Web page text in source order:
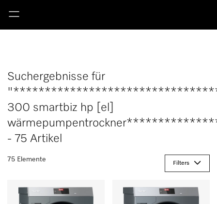
Suchergebnisse für
300 smartbiz hp [el]
- 75 Artikel
75 Elemente
Filters